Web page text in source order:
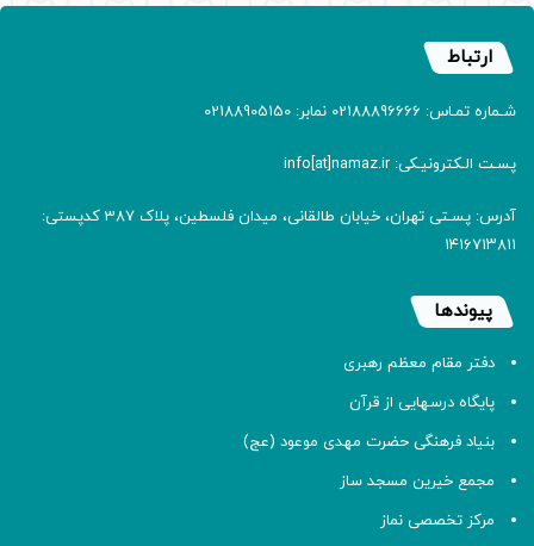
ارتباط
شـماره تمـاس: 02188896666 نمابر: 02188905150
پسـت الـکترونیـکی: info[at]namaz.ir
آدرس: پسـتی تهران، خیابان طالقانی، میدان فلسطین، پلاک 387 کدپستی:
۱۴۱۶۷۱۳۸۱۱
پیوندها
دفتر مقام معظم رهبری
پایگاه درسهایی از قرآن
بنیاد فرهنگی حضرت مهدی موعود (عج)
مجمع خیرین مسجد ساز
مرکز تخصصی نماز